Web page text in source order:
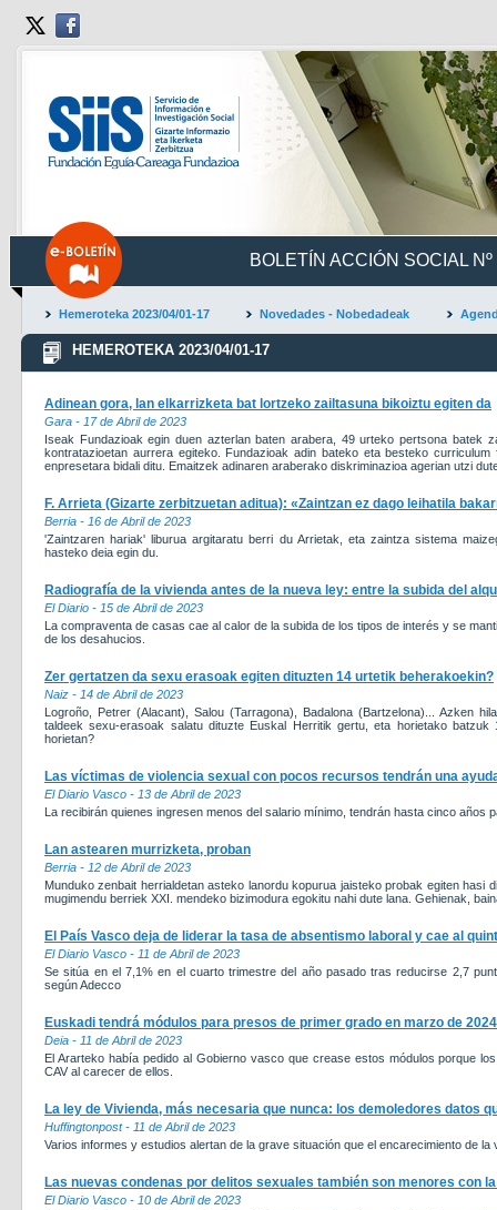
BOLETÍN ACCIÓN SOCIAL
Hemeroteka 2023/04/01-17 Novedades - Nobedadeak
HEMEROTEKA 2023/04/01-17
Adinean gora, lan elkarrizketa bat lortzeko zailtasuna bikoiztu egiten da
Gara - 17 de Abril de 2023
Iseak Fundazioak egin duen azterlan baten arabera, 49 urteko pertsona batek
kontratazioetan aurrera egiteko. Fundazioak adin bateko eta besteko
enpresetara bidali ditu. Emaitzek adinaren araberako diskriminazioa agerian utzi
F. Arrieta (Gizarte zerbitzuetan aditua): «Zaintzan ez dago leihatila
Berria - 16 de Abril de 2023
'Zaintzaren hariak' liburua argitaratu berri du Arrietak, eta zaintza sistema
hasteko deia egin du.
Radiografía de la vivienda antes de la nueva ley: entre la subida del
El Diario - 15 de Abril de 2023
La compraventa de casas cae al calor de la subida de los tipos de interés y se
de los desahucios.
Zer gertatzen da sexu erasoak egiten dituzten 14 urtetik beherakoekin?
Naiz - 14 de Abril de 2023
Logroño, Petrer (Alacant), Salou (Tarragona), Badalona (Bartzelona)... Azken
taldeek sexu-erasoak salatu dituzte Euskal Herritik gertu, eta horietako
horietan?
Las víctimas de violencia sexual con pocos recursos tendrán una
El Diario Vasco - 13 de Abril de 2023
La recibirán quienes ingresen menos del salario mínimo, tendrán hasta cinco años
Lan astearen murrizketa, proban
Berria - 12 de Abril de 2023
Munduko zenbait herrialdetan asteko lanordu kopurua jaisteko probak egiten hasi
mugimendu berriek XXI. mendeko bizimodura egokitu nahi dute lana. Gehienak,
El País Vasco deja de liderar la tasa de absentismo laboral y cae al
El Diario Vasco - 11 de Abril de 2023
Se sitúa en el 7,1% en el cuarto trimestre del año pasado tras reducirse 2,7
según Adecco
Euskadi tendrá módulos para presos de primer grado en marzo de 2024
Deia - 11 de Abril de 2023
El Ararteko había pedido al Gobierno vasco que crease estos módulos porque
CAV al carecer de ellos.
La ley de Vivienda, más necesaria que nunca: los demoledores datos
Huffingtonpost - 11 de Abril de 2023
Varios informes y estudios alertan de la grave situación que el encarecimiento de
Las nuevas condenas por delitos sexuales también son menores con
El Diario Vasco - 10 de Abril de 2023